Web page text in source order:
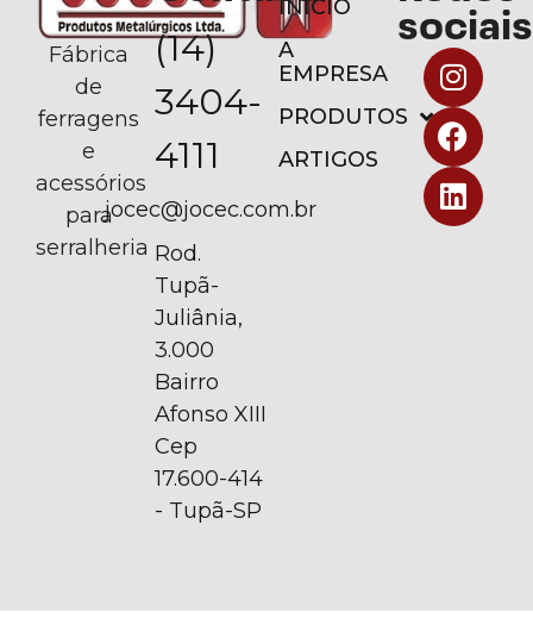
Fábrica
de
ferragens
e
acessórios
para
serralheria
(14)
3404-
4111
jocec@jocec.com.br
Rod.
Tupã-
Juliânia,
3.000
Bairro
Afonso XIII
Cep
17.600-414
- Tupã-SP
INÍCIO
A
EMPRESA
PRODUTOS
ARTIGOS
sociais